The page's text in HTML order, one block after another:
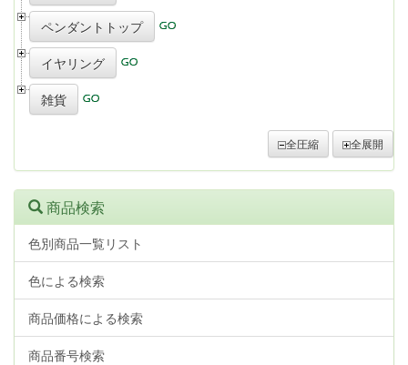
ペンダントトップ
イヤリング
雑貨
全圧縮 全展開
商品検索
色別商品一覧リスト
色による検索
商品価格による検索
商品番号検索